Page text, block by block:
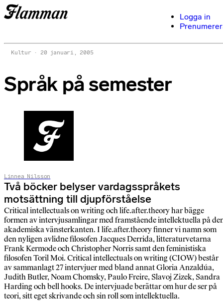
Logga in
Kultur 20 januari, 2005
Språk på semester
Linnea Nilsson
Två böcker belyser vardagsspråkets
motsättning till djupförståelse
Critical intellectuals on writing och life.after.theory har bägge
formen av intervjusamlingar med framstående intellektuella på
akademiska vänsterkanten. I life.after.theory finner vi namn som
den nyligen avlidne filosofen Jacques Derrida, litteraturvetarna
Frank Kermode och Christopher Norris samt den feministiska
filosofen Toril Moi. Critical intellectuals on writing (CIOW) består
av sammanlagt 27 intervjuer med bland annat Gloria Anzaldúa,
Judith Butler, Noam Chomsky, Paulo Freire, Slavoj Zizek, Sandra
Harding och bell hooks. De intervjuade berättar om hur de ser på
teori, sitt eget skrivande och sin roll som intellektuella.